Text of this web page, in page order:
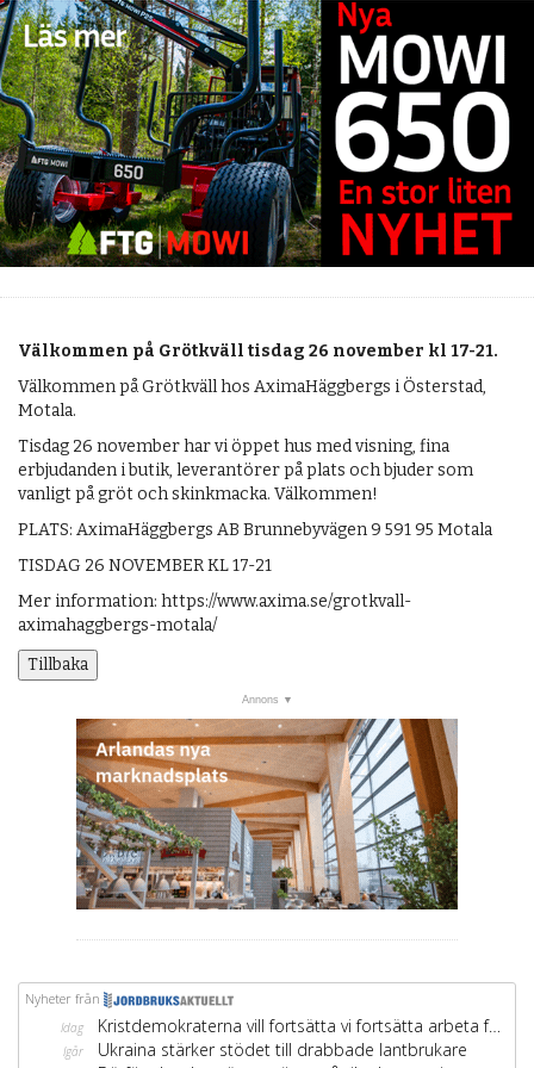
Välkommen på Grötkväll tisdag 26 november kl 17-21.
Välkommen på Grötkväll hos AximaHäggbergs i Österstad,
Motala.
Tisdag 26 november har vi öppet hus med visning, fina
erbjudanden i butik, leverantörer på plats och bjuder som
vanligt på gröt och skinkmacka. Välkommen!
PLATS: AximaHäggbergs AB Brunnebyvägen 9 591 95 Motala
TISDAG 26 NOVEMBER KL 17-21
Mer information: https://www.axima.se/grotkvall-
aximahaggbergs-motala/
Tillbaka